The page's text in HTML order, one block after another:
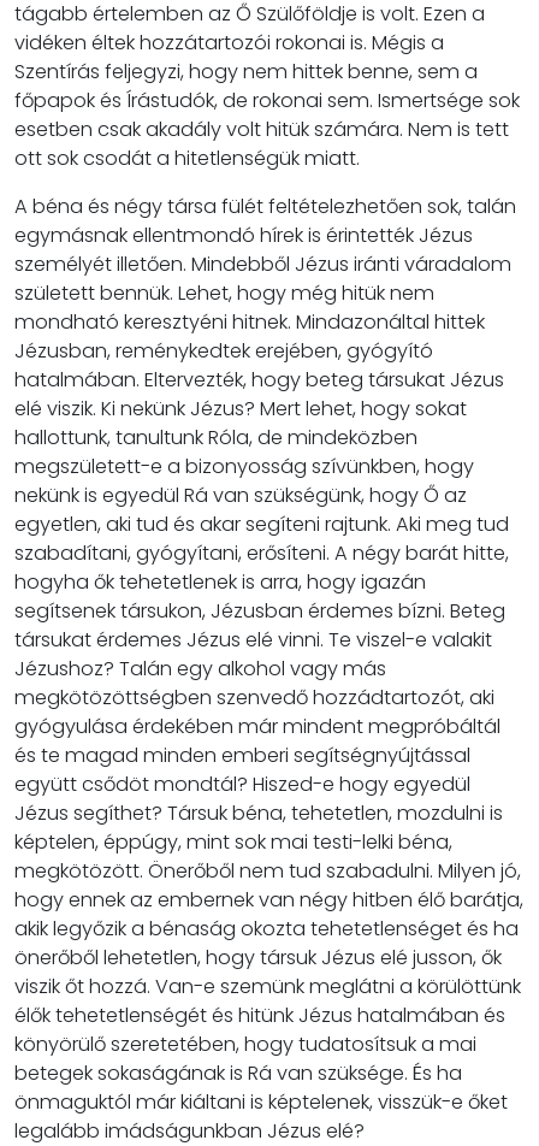
tágabb értelemben az Ő Szülőföldje is volt. Ezen a
vidéken éltek hozzátartozói rokonai is. Mégis a
Szentírás feljegyzi, hogy nem hittek benne, sem a
főpapok és Írástudók, de rokonai sem. Ismertsége sok
esetben csak akadály volt hitük számára. Nem is tett
ott sok csodát a hitetlenségük miatt.
A béna és négy társa fülét feltételezhetően sok, talán
egymásnak ellentmondó hírek is érintették Jézus
személyét illetően. Mindebből Jézus iránti váradalom
született bennük. Lehet, hogy még hitük nem
mondható keresztyéni hitnek. Mindazonáltal hittek
Jézusban, reménykedtek erejében, gyógyító
hatalmában. Eltervezték, hogy beteg társukat Jézus
elé viszik. Ki nekünk Jézus? Mert lehet, hogy sokat
hallottunk, tanultunk Róla, de mindeközben
megszületett-e a bizonyosság szívünkben, hogy
nekünk is egyedül Rá van szükségünk, hogy Ő az
egyetlen, aki tud és akar segíteni rajtunk. Aki meg tud
szabadítani, gyógyítani, erősíteni. A négy barát hitte,
hogyha ők tehetetlenek is arra, hogy igazán
segítsenek társukon, Jézusban érdemes bízni. Beteg
társukat érdemes Jézus elé vinni. Te viszel-e valakit
Jézushoz? Talán egy alkohol vagy más
megkötözöttségben szenvedő hozzádtartozót, aki
gyógyulása érdekében már mindent megpróbáltál
és te magad minden emberi segítségnyújtással
együtt csődöt mondtál? Hiszed-e hogy egyedül
Jézus segíthet? Társuk béna, tehetetlen, mozdulni is
képtelen, éppúgy, mint sok mai testi-lelki béna,
megkötözött. Önerőből nem tud szabadulni. Milyen jó,
hogy ennek az embernek van négy hitben élő barátja,
akik legyőzik a bénaság okozta tehetetlenséget és ha
önerőből lehetetlen, hogy társuk Jézus elé jusson, ők
viszik őt hozzá. Van-e szemünk meglátni a körülöttünk
élők tehetetlenségét és hitünk Jézus hatalmában és
könyörülő szeretetében, hogy tudatosítsuk a mai
betegek sokaságának is Rá van szüksége. És ha
önmaguktól már kiáltani is képtelenek, visszük-e őket
legalább imádságunkban Jézus elé?